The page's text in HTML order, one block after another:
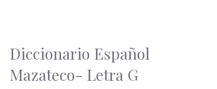
Diccionario Español
Mazateco- Letra G